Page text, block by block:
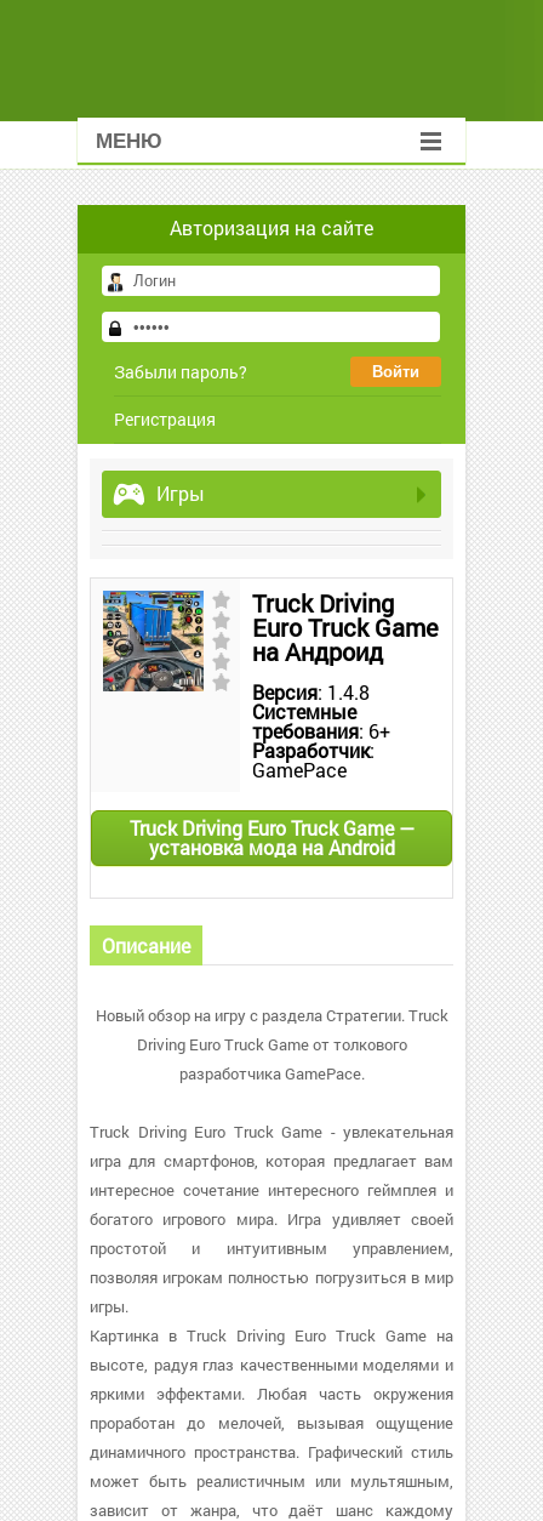
МЕНЮ
Авторизация на сайте
Забыли пароль?
Регистрация
Игры
Truck Driving
Euro Truck Game
на Андроид
Версия: 1.4.8
Системные
требования: 6+
Разработчик:
GamePace
Truck Driving Euro Truck Game —
установка мода на Android
Описание
Новый обзор на игру с раздела Стратегии. Truck
Driving Euro Truck Game от толкового
разработчика GamePace.
Truck Driving Euro Truck Game - увлекательная
игра для смартфонов, которая предлагает вам
интересное сочетание интересного геймплея и
богатого игрового мира. Игра удивляет своей
простотой и интуитивным управлением,
позволяя игрокам полностью погрузиться в мир
игры.
Картинка в Truck Driving Euro Truck Game на
высоте, радуя глаз качественными моделями и
яркими эффектами. Любая часть окружения
проработан до мелочей, вызывая ощущение
динамичного пространства. Графический стиль
может быть реалистичным или мультяшным,
зависит от жанра, что даёт шанс каждому